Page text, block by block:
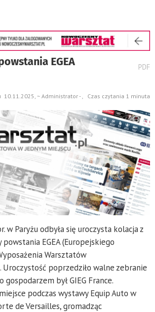
EGEA PDF
10.11.2025, ~ Administrator - , Czas czytania 1 minuta
w Paryżu odbyła się uroczysta kolacja z
EGEA (Europejskiego
Warsztatów
Uroczystość poprzedziło walne zebranie
gospodarzem był GIEG France.
podczas wystawy Equip Auto w
de Versailles, gromadząc